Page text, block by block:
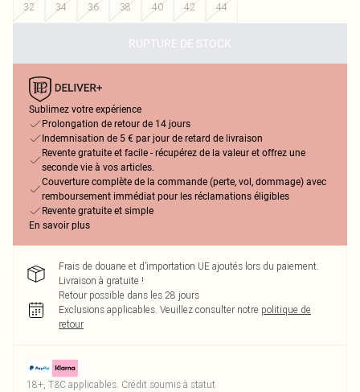
32
34 36 38 40 42 44
RUPTURE DE STOCK
Sublimez votre expérience
Prolongation de retour de 14 jours
Indemnisation de 5 € par jour de retard de livraison
Revente gratuite et facile - récupérez de la valeur et offrez une
seconde vie à vos articles.
Couverture complète de la commande (perte, vol, dommage) avec
remboursement immédiat pour les réclamations éligibles
Revente gratuite et simple
En savoir plus
Frais de douane et d’importation UE ajoutés lors du paiement.
Livraison à gratuite !
Retour possible dans les 28 jours
Exclusions applicables. Veuillez consulter notre politique de
retour
18+, T&C applicables. Crédit soumis à statut